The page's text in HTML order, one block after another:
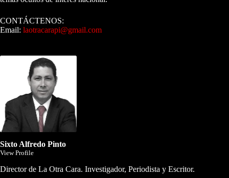
CONTÁCTENOS:
Email: laotracarapi@gmail.com
Sixto Alfredo Pinto
View Profile
Director de La Otra Cara. Investigador, Periodista y Escritor.